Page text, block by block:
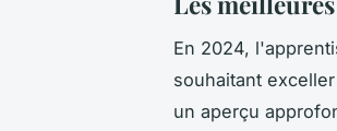
En 2024,
souhaitant
un aperçu